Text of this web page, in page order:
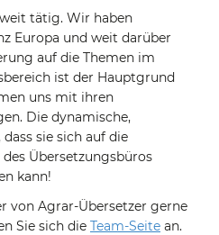
tätig. Wir haben
Europa und weit darüber
auf die Themen im
ist der Hauptgrund
uns mit ihren
Die dynamische,
sie sich auf die
Übersetzungsbüros
kann!
von Agrar-Übersetzer gerne
Sie sich die Team-Seite an.